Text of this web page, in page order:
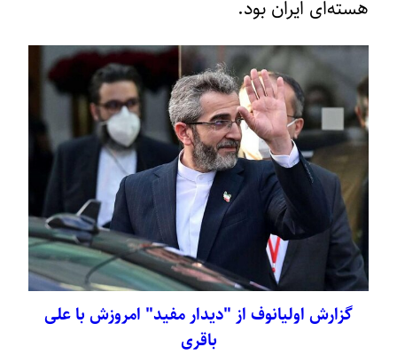
هسته‌ای ایران بود.
گزارش اولیانوف از "دیدار مفید" امروزش با علی
باقری